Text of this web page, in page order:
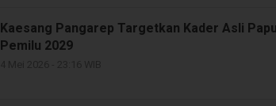
Kaesang Pangarep Targetkan Kader Asli
Pemilu 2029